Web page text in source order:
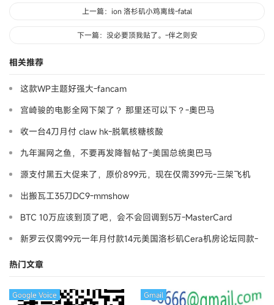
上一篇：ion 洛杉矶小鸡离线-fatal
下一篇：没必要顶我贴了。-伴之则安
相关推荐
这款WP主题好强大-fancam
宫崎骏的电影全网下架了？ 那里还可以下？-奧巴马
收一台4刀月付 claw hk-脱氧核糖核酸
九年漏网之鱼，不要再发降智帖了-美国总统奥巴马
源支付黑五大促来了，原价899元，现在仅需399元-三架飞机
出搬瓦工35刀DC9-mmshow
BTC 10万应该到顶了吧，会不会回调到5万-MasterCard
新罗云仅需99元一年月付款14元美国洛杉矶Cera机房论坛同款-
热门文章
Google Voice Gmail